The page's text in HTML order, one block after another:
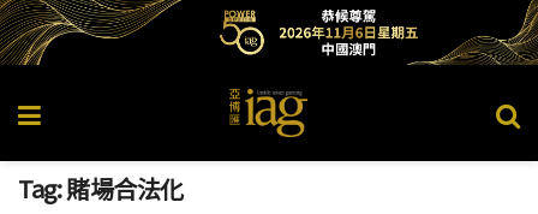
Tag:賭場合法化